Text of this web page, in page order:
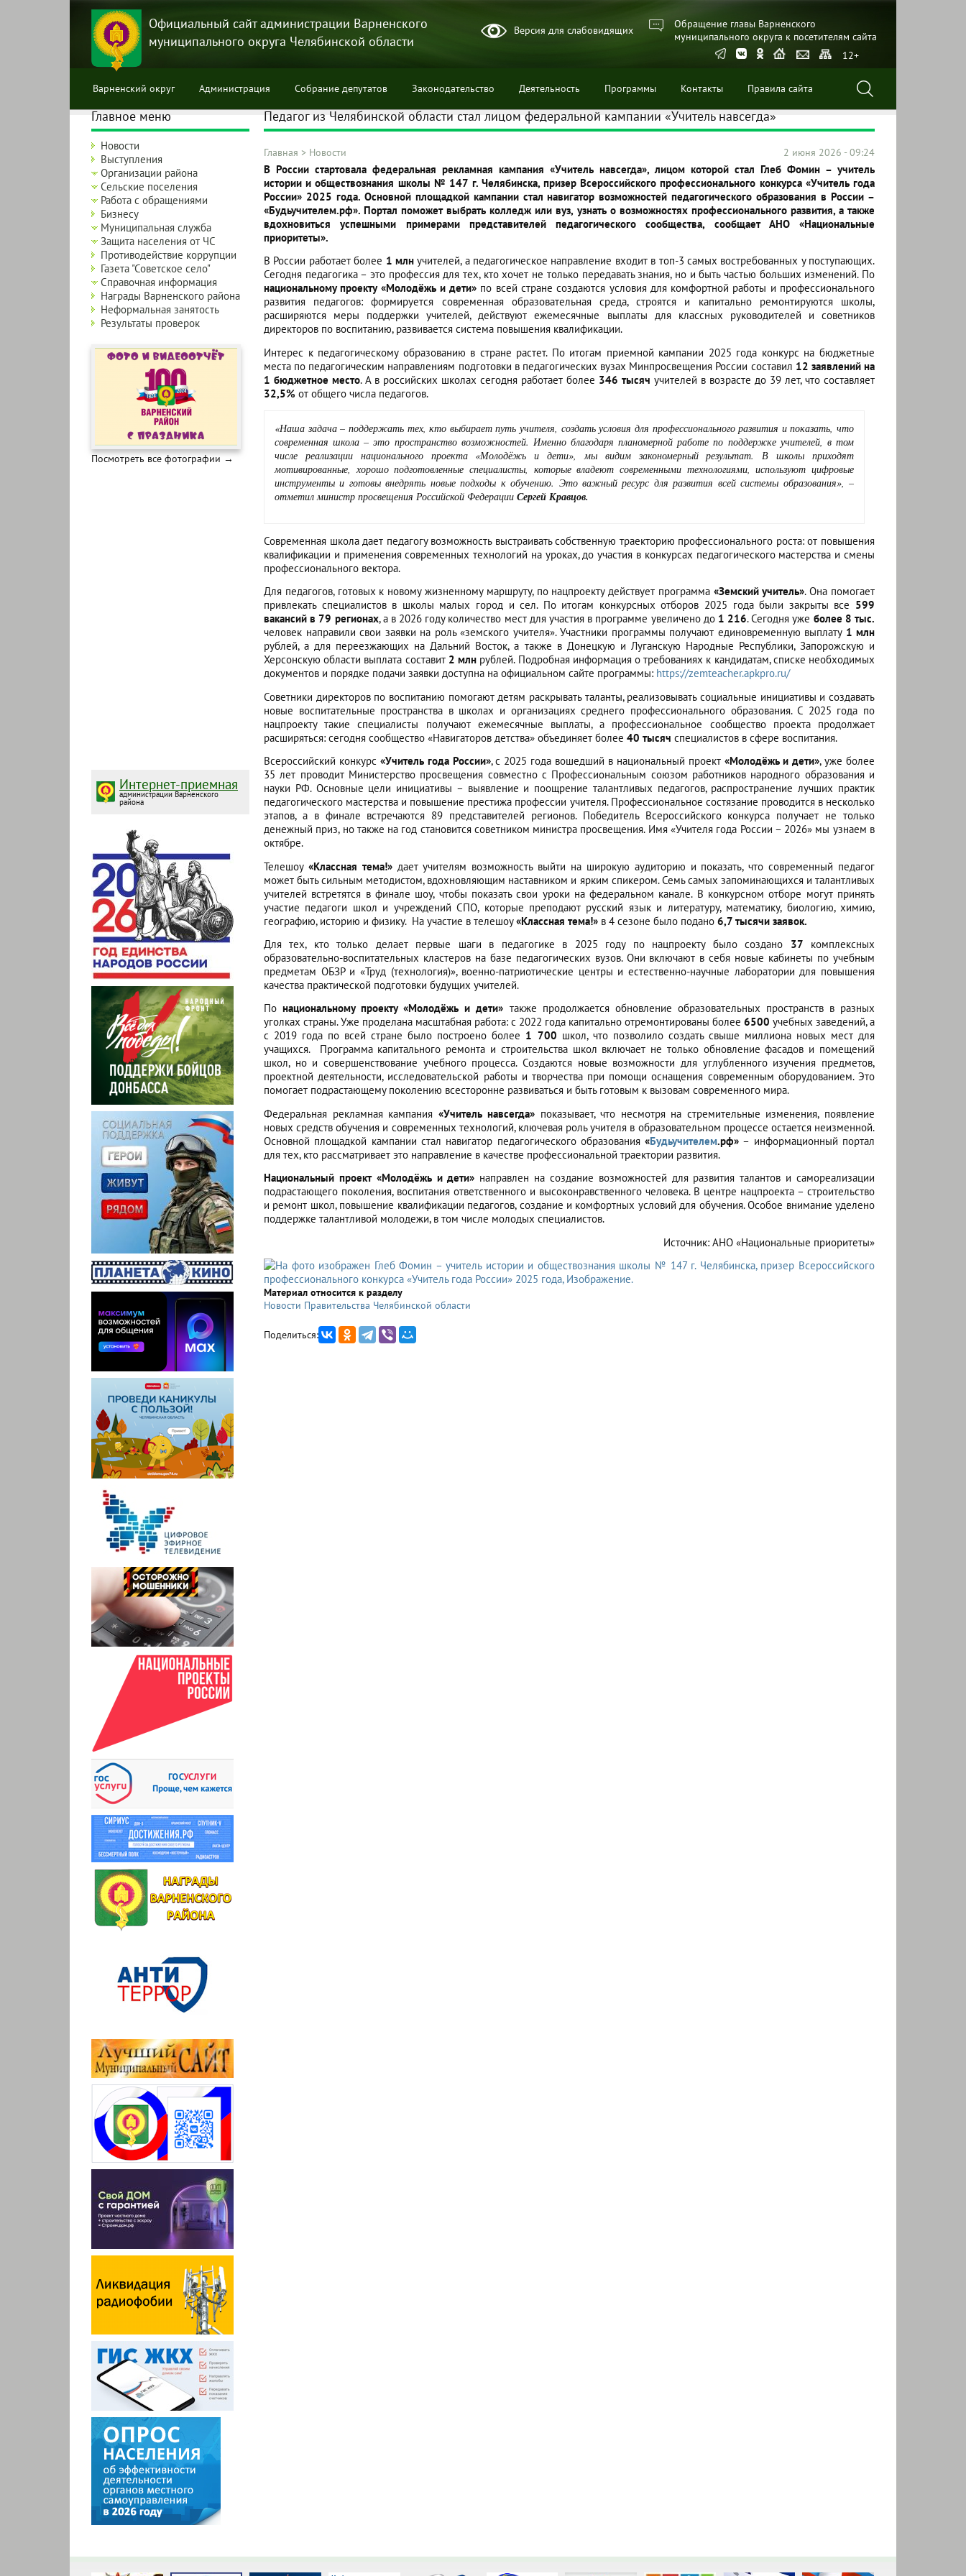
Официальный сайт администрации Варненского
муниципального округа Челябинской области
Версия для слабовидящих
Обращение главы Варненского
муниципального округа к посетителям сайта
12+
Варненский округ Администрация Собрание депутатов Законодательство Деятельность Программы Контакты Правила сайта
Педагог из Челябинской области стал лицом федеральной кампании «Учитель навсегда»
Строка
навигации
Главная > Новости 2 июня 2026 - 09:24
В России стартовала федеральная рекламная кампания «Учитель навсегда», лицом которой стал Глеб Фомин – учитель
истории и обществознания школы № 147 г. Челябинска, призер Всероссийского профессионального конкурса «Учитель года
России» 2025 года. Основной площадкой кампании стал навигатор возможностей педагогического образования в России –
«Будьучителем.рф». Портал поможет выбрать колледж или вуз, узнать о возможностях профессионального развития, а также
вдохновиться успешными примерами представителей педагогического сообщества, сообщает АНО «Национальные
приоритеты».
В России работает более 1 млнучителей, а педагогическое направление входит в топ-3 самых востребованных у поступающих.
Сегодня педагогика – это профессия для тех, кто хочет не только передавать знания, но и быть частью больших изменений. По
национальному проекту «Молодёжь и дети» по всей стране создаются условия для комфортной работы и профессионального
развития педагогов: формируется современная образовательная среда, строятся и капитально ремонтируются школы,
расширяются меры поддержки учителей, действуют ежемесячные выплаты для классных руководителей и советников
директоров по воспитанию, развивается система повышения квалификации.
Интерес к педагогическому образованию в стране растет. По итогам приемной кампании 2025 года конкурс на бюджетные
места по педагогическим направлениям подготовки в педагогических вузах Минпросвещения России составил 12 заявлений на
1 бюджетное место. А в российских школах сегодня работает более 346 тысяч учителей в возрасте до 39 лет, что составляет
32,5% от общего числа педагогов.
«Наша задача– поддержать тех, кто выбирает путь учителя, создать условия для профессионального развития и показать, что
современная школа– это пространство возможностей. Именно благодаря планомерной работе по поддержке учителей, в том
числе реализации национального проекта «Молодёжь и дети», мы видим закономерный результат. В школы приходят
мотивированные, хорошо подготовленные специалисты, которые владеют современными технологиями, используют цифровые
инструменты и готовы внедрять новые подходы к обучению. Это важный ресурс для развития всей системы образования», –
отметил министр просвещения Российской Федерации Сергей Кравцов.
Современная школа дает педагогу возможность выстраивать собственную траекторию профессионального роста: от повышения
квалификации и применения современных технологий на уроках, до участия в конкурсах педагогического мастерства и смены
профессионального вектора.
Для педагогов, готовых к новому жизненному маршруту, по нацпроекту действует программа «Земский учитель». Она помогает
привлекать специалистов в школы малых город и сел. По итогам конкурсных отборов 2025 года были закрыты все 599
вакансий в 79 регионах, а в 2026 году количество мест для участия в программе увеличено до 1 216. Сегодня уже более 8 тыс.
человек направили свои заявки на роль «земского учителя». Участники программы получают единовременную выплату 1 млн
рублей, а для переезжающих на Дальний Восток, а также в Донецкую и Луганскую Народные Республики, Запорожскую и
Херсонскую области выплата составит 2 млн рублей. Подробная информация о требованиях к кандидатам, списке необходимых
документов и порядке подачи заявки доступна на официальном сайте программы: https://zemteacher.apkpro.ru/
Советники директоров по воспитанию помогают детям раскрывать таланты, реализовывать социальные инициативы и создавать
новые воспитательные пространства в школах и организациях среднего профессионального образования. С 2025 года по
нацпроекту такие специалисты получают ежемесячные выплаты, а профессиональное сообщество проекта продолжает
расширяться: сегодня сообщество «Навигаторов детства» объединяет более 40 тысяч специалистов в сфере воспитания.
Всероссийский конкурс «Учитель года России», с 2025 года вошедший в национальный проект «Молодёжь и дети», уже более
35 лет проводит Министерство просвещения совместно с Профессиональным союзом работников народного образования и
науки РФ. Основные цели инициативы – выявление и поощрение талантливых педагогов, распространение лучших практик
педагогического мастерства и повышение престижа профессии учителя. Профессиональное состязание проводится в несколько
этапов, а в финале встречаются 89 представителей регионов. Победитель Всероссийского конкурса получает не только
денежный приз, но также на год становится советником министра просвещения. Имя «Учителя года России – 2026» мы узнаем в
октябре.
Телешоу «Классная тема!»дает учителям возможность выйти на широкую аудиторию и показать, что современный педагог
может быть сильным методистом, вдохновляющим наставником и ярким спикером. Семь самых запоминающихся и талантливых
учителей встретятся в финале шоу, чтобы показать свои уроки на федеральном канале. В конкурсном отборе могут принять
участие педагоги школ и учреждений СПО, которые преподают русский язык и литературу, математику, биологию, химию,
географию, историю и физику. На участие в телешоу«Классная тема!» в 4 сезоне было подано 6,7 тысячи заявок.
Для тех, кто только делает первые шаги в педагогике в 2025 году по нацпроекту было создано 37 комплексных
образовательно-воспитательных кластеров на базе педагогических вузов. Они включают в себя новые кабинеты по учебным
предметам ОБЗР и «Труд (технология)», военно-патриотические центры и естественно-научные лаборатории для повышения
качества практической подготовки будущих учителей.
Понациональному проекту «Молодёжь и дети» также продолжается обновление образовательных пространств в разных
уголках страны. Уже проделана масштабная работа: с 2022 года капитально отремонтированы более 6500 учебных заведений, а
с 2019 года по всей стране было построено более 1 700 школ, что позволило создать свыше миллиона новых мест для
учащихся. Программа капитального ремонта и строительства школ включает не только обновление фасадов и помещений
школ, но и совершенствование учебного процесса. Создаются новые возможности для углубленного изучения предметов,
проектной деятельности, исследовательской работы и творчества при помощи оснащения современным оборудованием. Это
помогает подрастающему поколению всесторонне развиваться и быть готовым к вызовам современного мира.
Федеральная рекламная кампания «Учитель навсегда» показывает, что несмотря на стремительные изменения, появление
новых средств обучения и современных технологий, ключевая роль учителя в образовательном процессе остается неизменной.
Основной площадкой кампании стал навигатор педагогического образования«Будьучителем.рф» – информационный портал
для тех, кто рассматривает это направление в качестве профессиональной траектории развития.
Национальный проект «Молодёжь и дети» направлен на создание возможностей для развития талантов и самореализации
подрастающего поколения, воспитания ответственного и высоконравственного человека. В центре нацпроекта – строительство
и ремонт школ, повышение квалификации педагогов, создание и комфортных условий для обучения. Особое внимание уделено
поддержке талантливой молодежи, в том числе молодых специалистов.
Источник: АНО «Национальные приоритеты»
Материал относится к разделу
Новости Правительства Челябинской области
Поделиться:
Главное меню
Новости
Выступления
Организации района
Сельские поселения
Работа с обращениями
Бизнесу
Муниципальная служба
Защита населения от ЧС
Противодействие коррупции
Газета "Советское село"
Справочная информация
Награды Варненского района
Неформальная занятость
Результаты проверок
Посмотреть все фотографии →
Интернет-приемная
администрации Варненского
района